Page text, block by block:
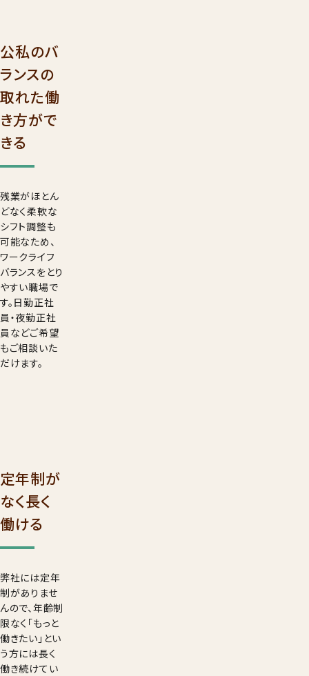
公私のバ
ランスの
取れた働
き方がで
きる
残業がほとん
どなく柔軟な
シフト調整も
可能なため、
ワークライフ
バランスをとり
やすい職場で
す。日勤正社
員・夜勤正社
員などご希望
もご相談いた
だけます。
定年制が
なく長く
働ける
弊社には定年
制がありませ
んので、年齢制
限なく「もっと
働きたい」とい
う方には長く
働き続けてい